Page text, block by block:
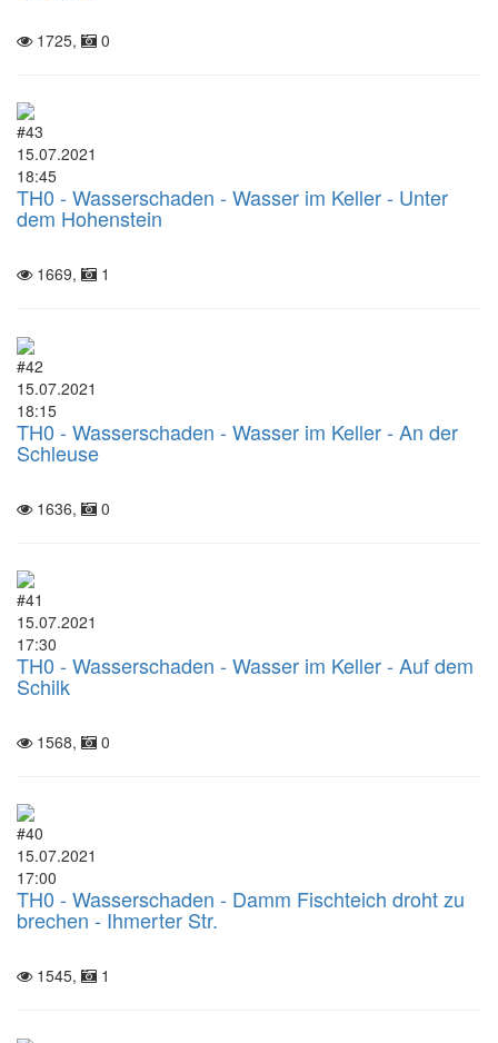
1725, 0
#43
15.07.2021
18:45
TH0 - Wasserschaden - Wasser im Keller - Unter
dem Hohenstein
1669, 1
#42
15.07.2021
18:15
TH0 - Wasserschaden - Wasser im Keller - An der
Schleuse
1636, 0
#41
15.07.2021
17:30
TH0 - Wasserschaden - Wasser im Keller - Auf dem
Schilk
1568, 0
#40
15.07.2021
17:00
TH0 - Wasserschaden - Damm Fischteich droht zu
brechen - Ihmerter Str.
1545, 1